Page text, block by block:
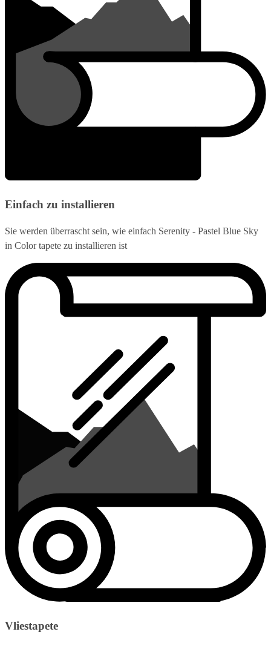
Einfach zu installieren
Sie werden überrascht sein, wie einfach Serenity - Pastel Blue Sky
in Color tapete zu installieren ist
Vliestapete